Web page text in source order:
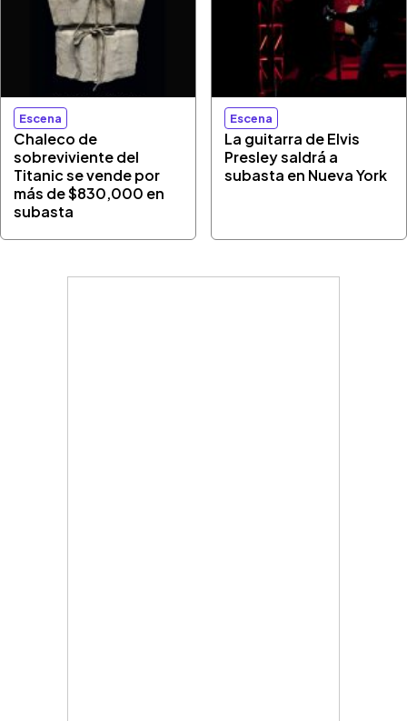
Escena
Chaleco de
sobreviviente del
Titanic se vende por
más de $830,000 en
subasta
Escena
La guitarra de Elvis
Presley saldrá a
subasta en Nueva York